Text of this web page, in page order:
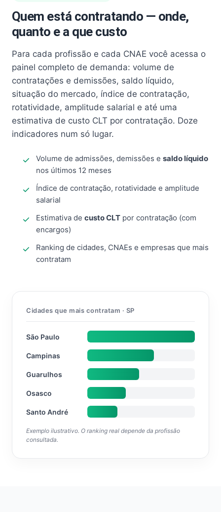
Quem está contratando — onde,
quanto e a que custo
Para cada profissão e cada CNAE você acessa o
painel completo de demanda: volume de
contratações e demissões, saldo líquido,
situação do mercado, índice de contratação,
rotatividade, amplitude salarial e até uma
estimativa de custo CLT por contratação. Doze
indicadores num só lugar.
Volume de admissões, demissões e saldo líquido
nos últimos 12 meses
Índice de contratação, rotatividade e amplitude
salarial
Estimativa de custo CLT por contratação (com
encargos)
Ranking de cidades, CNAEs e empresas que mais
contratam
Cidades que mais contratam · SP
São Paulo
Campinas
Guarulhos
Osasco
Santo André
Exemplo ilustrativo. O ranking real depende da profissão
consultada.